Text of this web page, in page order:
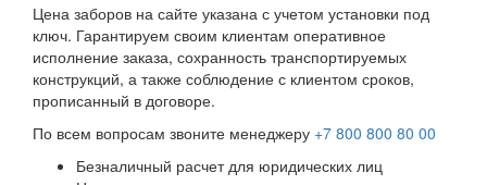
Цена заборов на сайте указана с учетом установки под
ключ. Гарантируем своим клиентам оперативное
исполнение заказа, сохранность транспортируемых
конструкций, а также соблюдение с клиентом сроков,
прописанный в договоре.
По всем вопросам звоните менеджеру +7 800 800 80 00
Безналичный расчет для юридических лиц